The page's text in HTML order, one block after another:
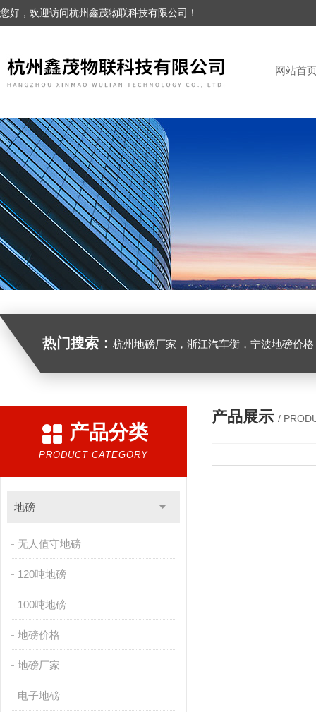
您好，欢迎访问杭州鑫茂物联科技有限公司！
网站首
热门搜索： 杭州地磅厂家，浙江汽车衡，宁波地磅价格，浙江地
产品分类
PRODUCT CATEGORY
地磅
无人值守地磅
120吨地磅
100吨地磅
地磅价格
地磅厂家
电子地磅
产品展示 /